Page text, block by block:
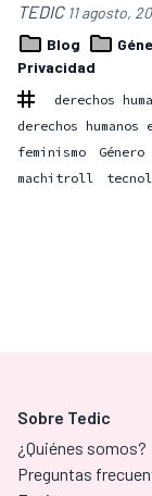
TEDIC 11 agosto,
Blog
Privacidad
derechos
derechos
feminismo
Género
machitroll
Sobre Tedic
¿Quiénes somos?
Preguntas